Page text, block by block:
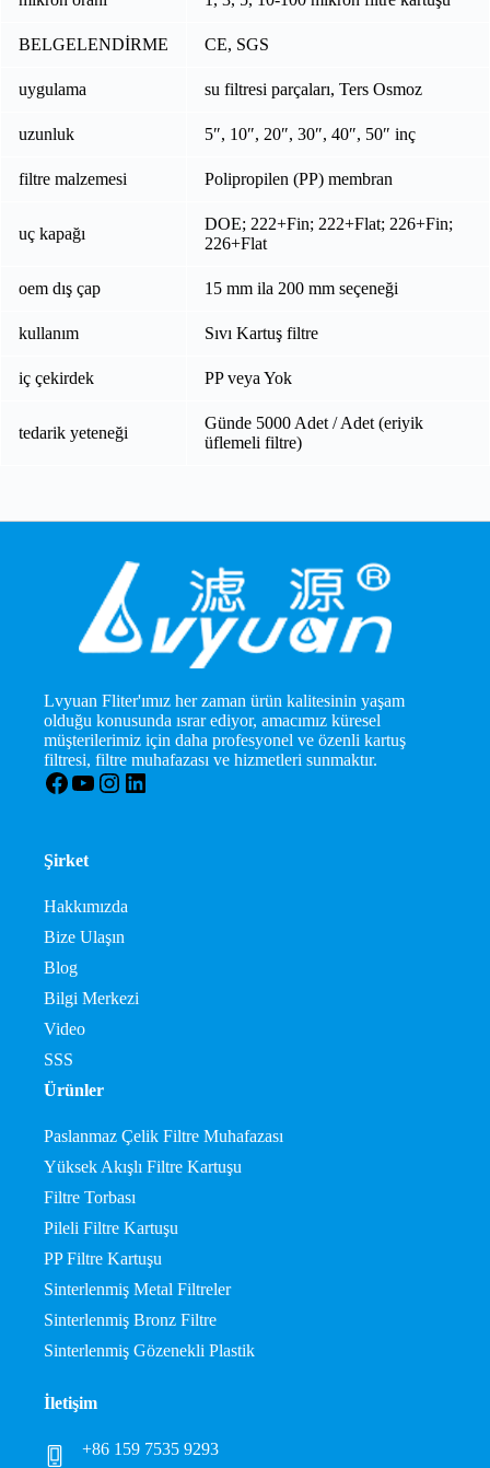
BELGELENDİRME CE, SGS
uygulama su filtresi parçaları, Ters Osmoz
uzunluk 5″, 10″, 20″, 30″, 40″, 50″ inç
filtre malzemesi Polipropilen (PP) membran
uç kapağı
DOE; 222+Fin; 222+Flat; 226+Fin;
226+Flat
oem dış çap 15 mm ila 200 mm seçeneği
kullanım Sıvı Kartuş filtre
iç çekirdek PP veya Yok
tedarik yeteneği
Günde 5000 Adet / Adet (eriyik
üflemeli filtre)
Lvyuan Fliter'ımız her zaman ürün kalitesinin yaşam
olduğu konusunda ısrar ediyor, amacımız küresel
müşterilerimiz için daha profesyonel ve özenli kartuş
filtresi, filtre muhafazası ve hizmetleri sunmaktır.
Facebook
YouTube
Instagram
LinkedIn
Şirket
Hakkımızda
Bize Ulaşın
Blog
Bilgi Merkezi
Video
SSS
Ürünler
Paslanmaz Çelik Filtre Muhafazası
Yüksek Akışlı Filtre Kartuşu
Filtre Torbası
Pileli Filtre Kartuşu
PP Filtre Kartuşu
Sinterlenmiş Metal Filtreler
Sinterlenmiş Bronz Filtre
Sinterlenmiş Gözenekli Plastik
İletişim
+86 159 7535 9293